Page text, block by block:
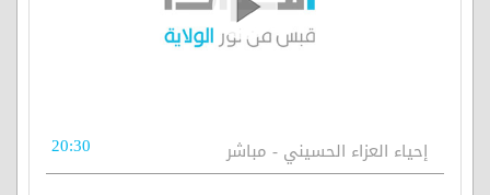
إحياء العزاء الحسيني - مباشر 20:30